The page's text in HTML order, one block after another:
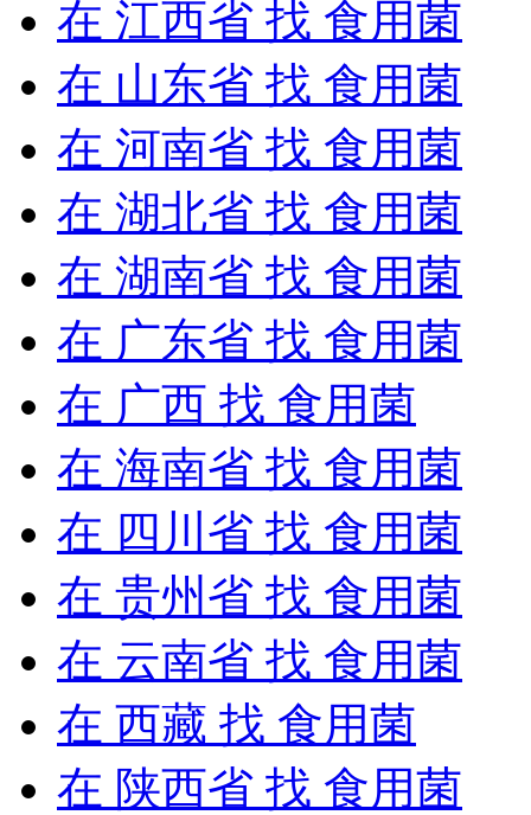
在 江西省 找 食用菌
在 山东省 找 食用菌
在 河南省 找 食用菌
在 湖北省 找 食用菌
在 湖南省 找 食用菌
在 广东省 找 食用菌
在 广西 找 食用菌
在 海南省 找 食用菌
在 四川省 找 食用菌
在 贵州省 找 食用菌
在 云南省 找 食用菌
在 西藏 找 食用菌
在 陕西省 找 食用菌